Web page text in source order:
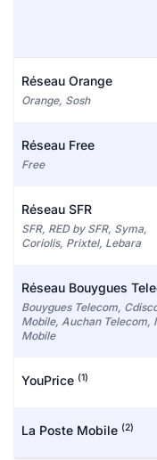
Réseau Orange
Orange, Sosh
Réseau Free
Free
Réseau SFR
SFR, RED by SFR, Syma,
Coriolis, Prixtel, Lebara
Réseau Bouygues
Bouygues Telecom,
Mobile, Auchan Telecom,
Mobile
YouPrice (1)
La Poste Mobile (2)